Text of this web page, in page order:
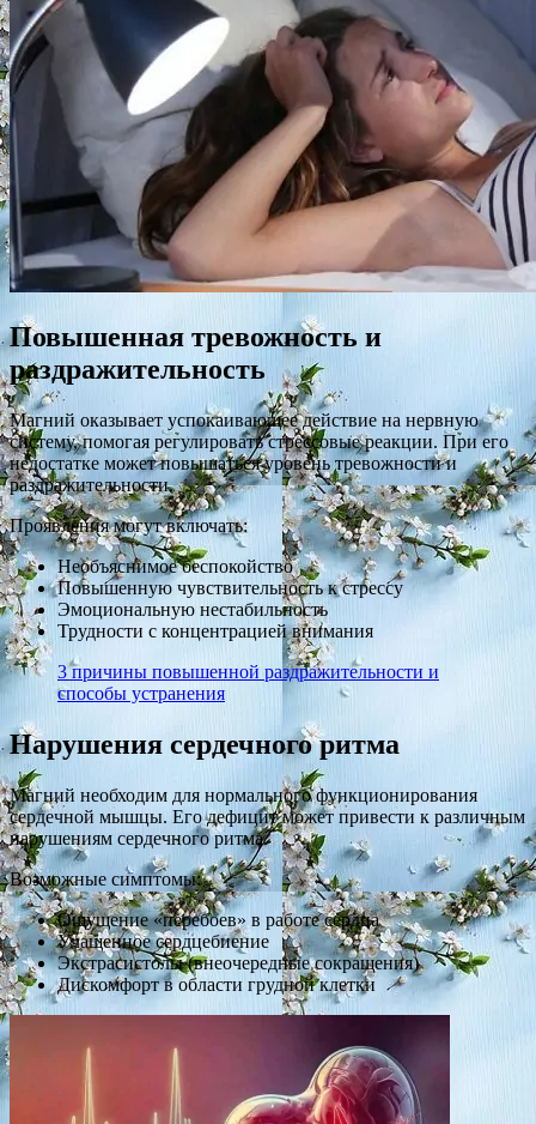
Повышенная тревожность и
раздражительность
Магний оказывает успокаивающее действие на нервную
систему, помогая регулировать стрессовые реакции. При его
недостатке может повышаться уровень тревожности и
раздражительности.
Проявления могут включать:
Необъяснимое беспокойство
Повышенную чувствительность к стрессу
Эмоциональную нестабильность
Трудности с концентрацией внимания
3 причины повышенной раздражительности и
способы устранения
Нарушения сердечного ритма
Магний необходим для нормального функционирования
сердечной мышцы. Его дефицит может привести к различным
нарушениям сердечного ритма.
Возможные симптомы:
Ощущение «перебоев» в работе сердца
Учащенное сердцебиение
Экстрасистолы (внеочередные сокращения)
Дискомфорт в области грудной клетки